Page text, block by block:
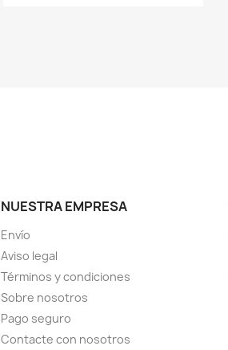
NUESTRA EMPRESA
Envío
Aviso legal
Términos y condiciones
Sobre nosotros
Pago seguro
Contacte con nosotros